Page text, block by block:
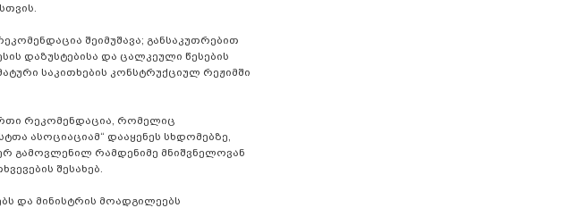
შეიმუშავა; განსაკუთრებით
დაზუსტებისა და ცალკეული წესების
საკითხების კონსტრუქციულ რეჟიმში
რეკომენდაცია, რომელიც
ასოციაციამ“ დააყენეს სხდომებზე,
გამოვლენილ რამდენიმე მნიშვნელოვან
შესახებ.
და მინისტრის მოადგილეებს